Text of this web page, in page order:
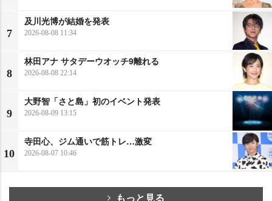
7
及川光博が結婚を発表
2026-08-08 11:34
8
林田アナ サタデーウオッチ9離れる
2026-08-08 22:14
9
大野智「さと島」初のイベント発表
2026-08-09 13:15
10
寺田心、ジム通いで筋トレ…激変
2026-08-07 10:46
もっと見る